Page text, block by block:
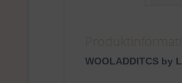
WOOLADDITCS by